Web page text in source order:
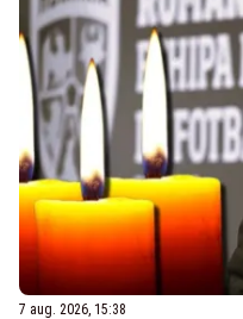
7 aug. 2026, 15:38